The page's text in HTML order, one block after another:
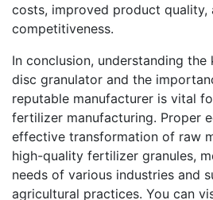
costs, improved product quality,
competitiveness.
In conclusion, understanding
disc granulator and the
reputable manufacturer is vital
fertilizer manufacturing. Proper
effective transformation of raw
high-quality fertilizer granules,
needs of various industries and
agricultural practices. You can